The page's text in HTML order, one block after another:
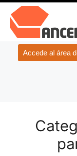
Accede al área